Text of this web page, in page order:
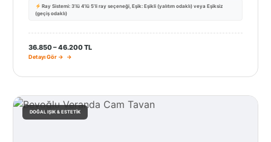
Ray Sistemi: 3’lü 4’lü 5’li ray seçeneği, Eşik: Eşikli (yalıtım odaklı) veya Eşiksiz
(geçiş odaklı)
36.850 – 46.200 TL
Detayı Gör →
DOĞAL IŞIK & ESTETIK